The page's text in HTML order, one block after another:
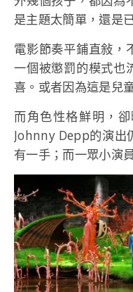
是主題太簡單，還是
電影節奏平鋪直敍，
一個被懲罰的模式也
喜。或者因為這是兒
而角色性格鮮明，
Johnny Depp的演出
有一手；而一眾小演